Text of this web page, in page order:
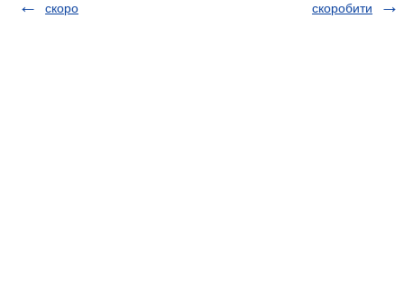
скоро
скоробити